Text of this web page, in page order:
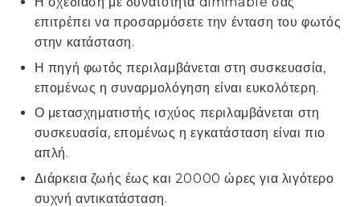
επιτρέπει να προσαρμόσετε την ένταση του φωτός
στην κατάσταση.
Η πηγή φωτός περιλαμβάνεται στη συσκευασία,
επομένως η συναρμολόγηση είναι ευκολότερη.
Ο μετασχηματιστής ισχύος περιλαμβάνεται στη
συσκευασία, επομένως η εγκατάσταση είναι πιο
απλή.
Διάρκεια ζωής έως και 20000 ώρες για λιγότερο
συχνή αντικατάσταση.